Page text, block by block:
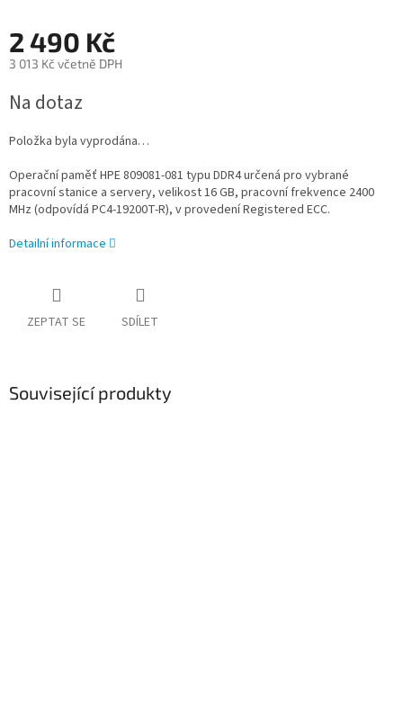
2 490 Kč
3 013 Kč včetně DPH
cena:
Na dotaz
Položka byla vyprodána…
Operační paměť HPE 809081-081 typu DDR4 určená pro vybrané
pracovní stanice a servery, velikost 16 GB, pracovní frekvence 2400
MHz (odpovídá PC4-19200T-R), v provedení Registered ECC.
Detailní informace
ZEPTAT SE SDÍLET
Související produkty